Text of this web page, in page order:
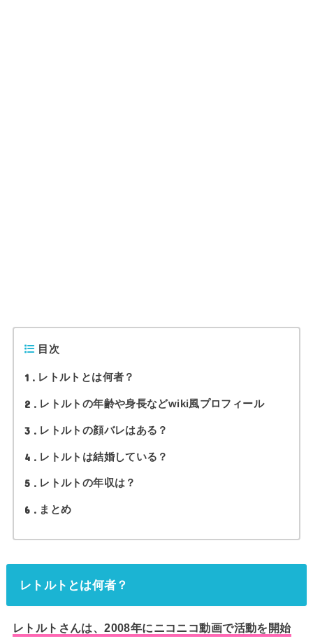
目次
1 レトルトとは何者？
2 レトルトの年齢や身長などwiki風プロフィール
3 レトルトの顔バレはある？
4 レトルトは結婚している？
5 レトルトの年収は？
6 まとめ
レトルトとは何者？
レトルトさんは、2008年にニコニコ動画で活動を開始